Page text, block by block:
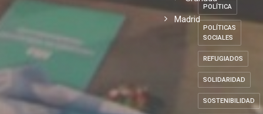
Madrid
POLÍTICA
POLÍTICAS
SOCIALES
REFUGIADOS
SOLIDARIDAD
SOSTENIBILIDAD